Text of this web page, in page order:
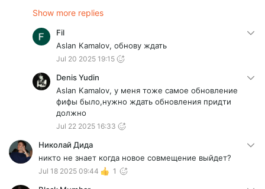
Show more replies
Fil
Aslan Kamalov, обнову ждать
Jul 20 2025 19:15
Denis Yudin
Aslan Kamalov, у меня тоже самое обновление
фифы было,нужно ждать обновления придти
должно
Jul 22 2025 16:33
Николай Дида
никто не знает когда новое совмещение выйдет?
Jul 18 2025 09:44 1